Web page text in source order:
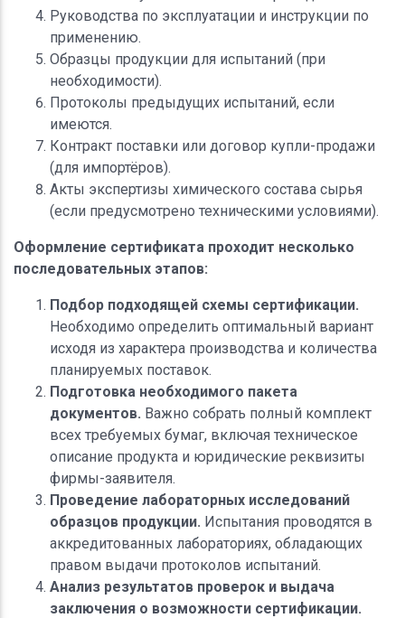
Руководства по эксплуатации и инструкции по
применению.
Образцы продукции для испытаний (при
необходимости).
Протоколы предыдущих испытаний, если
имеются.
Контракт поставки или договор купли-продажи
(для импортёров).
Акты экспертизы химического состава сырья
(если предусмотрено техническими условиями).
Оформление сертификата проходит несколько
последовательных этапов:
Подбор подходящей схемы сертификации.
Необходимо определить оптимальный вариант
исходя из характера производства и количества
планируемых поставок.
Подготовка необходимого пакета
документов. Важно собрать полный комплект
всех требуемых бумаг, включая техническое
описание продукта и юридические реквизиты
фирмы-заявителя.
Проведение лабораторных исследований
образцов продукции. Испытания проводятся в
аккредитованных лабораториях, обладающих
правом выдачи протоколов испытаний.
Анализ результатов проверок и выдача
заключения о возможности сертификации.